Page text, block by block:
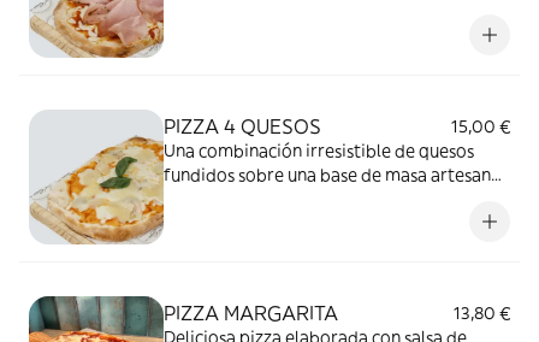
PIZZA 4 QUESOS
15,00 €
Una combinación irresistible de quesos
fundidos sobre una base de masa artesanal
amantes del queso y del auténtico sabor
PIZZA MARGARITA
13,80 €
Deliciosa pizza elaborada con salsa de